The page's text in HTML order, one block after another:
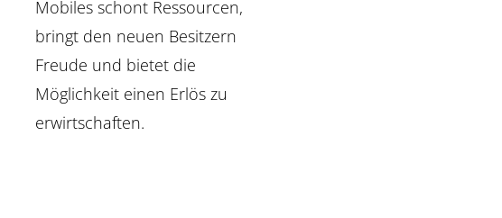
Mobiles schont Ressourcen,
bringt den neuen Besitzern
Freude und bietet die
Möglichkeit einen Erlös zu
erwirtschaften.